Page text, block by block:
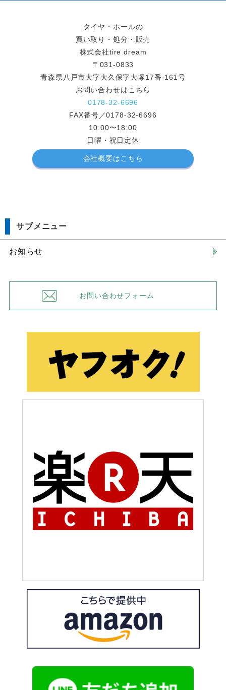
タイヤ・ホールの
買い取り・処分・販売
株式会社tire dream
〒031-0833
青森県八戸市大字大久保字大塚17番-161号
お問い合わせはこちら
0178-32-6696
FAX番号／0178-32-6696
10:00〜18:00
日曜・祝日定休
会社概要はこちら
サブメニュー
お知らせ
お問い合わせフォーム